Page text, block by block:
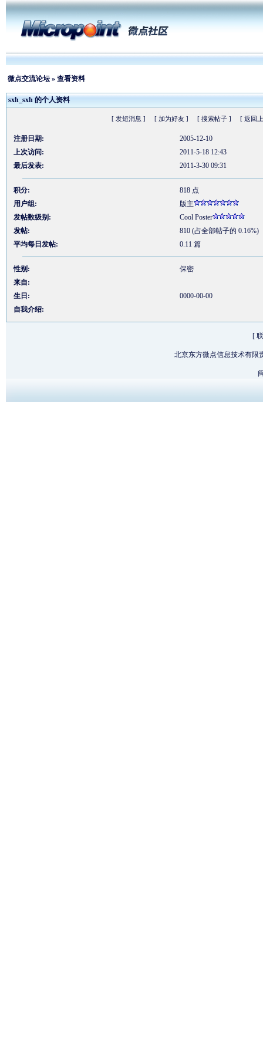
微点交流论坛 » 查看资料
sxh_sxh 的个人资料
[ 发短消息 ] [ 加为好友 ] [ 搜索帖子 ] [ 返回
注册日期:
2005-12-10
上次访问:
2011-5-18 12:43
最后发表:
2011-3-30 09:31
积分:
818 点
用户组:
版主
发帖数级别:
Cool Poster
发帖:
810 (占全部帖子的 0.16%)
平均每日发帖:
0.11 篇
性别:
保密
来自:
生日:
0000-00-00
自我介绍:
[
北京东方微点信息技术有限